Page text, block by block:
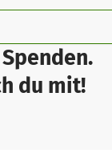
du mit!